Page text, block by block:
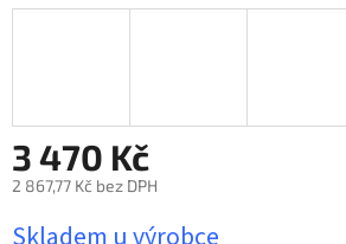
3 470 Kč
2 867,77 Kč bez DPH